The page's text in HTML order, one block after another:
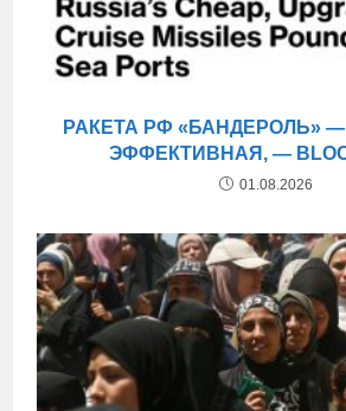
РАКЕТА РФ «БАНДЕРОЛЬ»
ЭФФЕКТИВНАЯ, —
01.08.2026